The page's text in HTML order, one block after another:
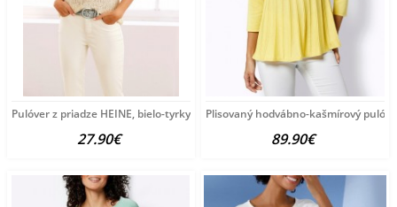
Pulóver z priadze HEINE, bielo-tyrkysový
27.90€
Plisovaný hodvábno-kašmírový
89.90€